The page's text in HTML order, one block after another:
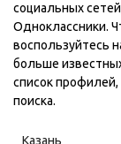
социальных
Одноклассники.
воспользуйтесь
больше
список
поиска.
Казань